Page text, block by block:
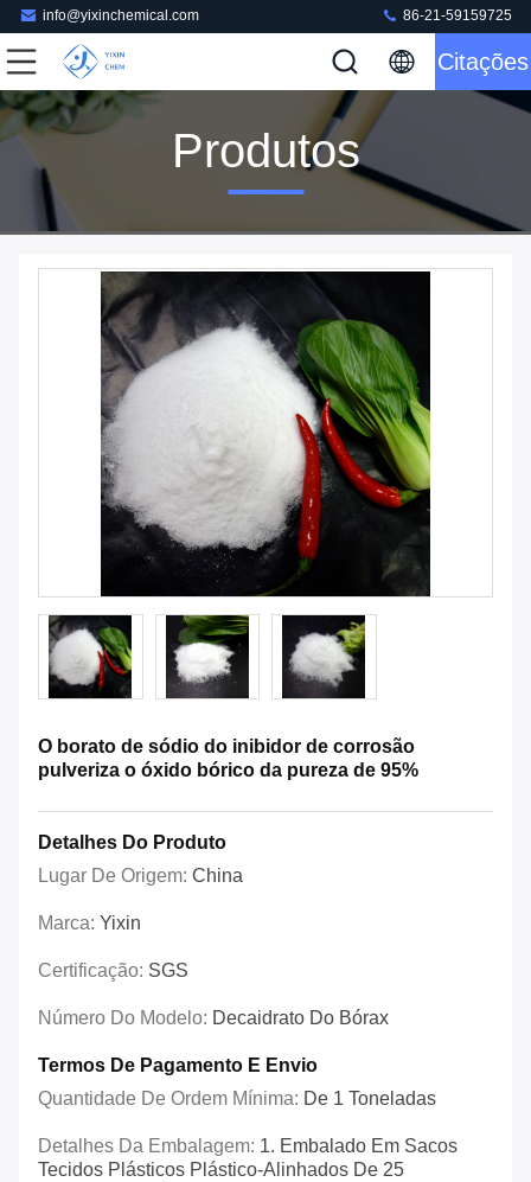
info@yixinchemical.com 86-21-59159725
Citações
Produtos
O borato de sódio do inibidor de corrosão
pulveriza o óxido bórico da pureza de 95%
Detalhes Do Produto
Lugar De Origem: China
Marca: Yixin
Certificação: SGS
Número Do Modelo: Decaidrato Do Bórax
Termos De Pagamento E Envio
Quantidade De Ordem Mínima: De 1 Toneladas
Detalhes Da Embalagem: 1. Embalado Em Sacos
Tecidos Plásticos Plástico-Alinhados De 25